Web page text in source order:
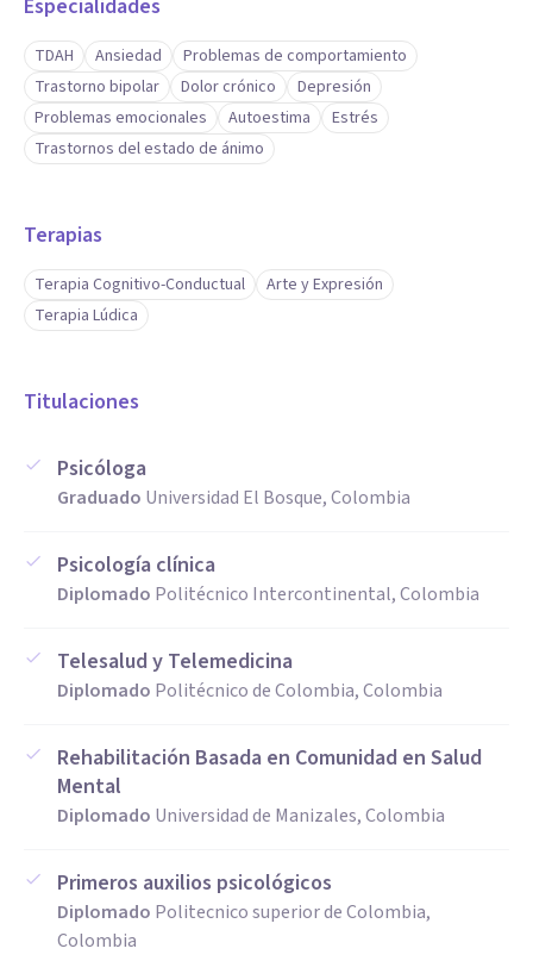
Especialidades
TDAH Ansiedad
Problemas de comportamiento
Trastorno bipolar
Dolor crónico
Depresión
Problemas emocionales
Autoestima
Estrés
Trastornos del estado de ánimo
Terapias
Terapia Cognitivo-Conductual
Arte y Expresión
Terapia Lúdica
Titulaciones
Psicóloga
Graduado Universidad El Bosque, Colombia
Psicología clínica
Diplomado Politécnico Intercontinental, Colombia
Telesalud y Telemedicina
Diplomado Politécnico de Colombia, Colombia
Rehabilitación Basada en Comunidad en Salud
Mental
Diplomado Universidad de Manizales, Colombia
Primeros auxilios psicológicos
Diplomado Politecnico superior de Colombia,
Colombia